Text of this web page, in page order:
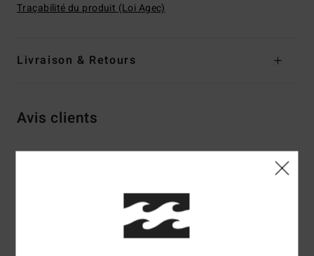
Traçabilité du produit (Loi Agec)
Livraison & Retours
Avis clients
5.0/5